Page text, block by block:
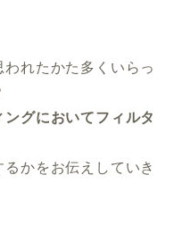
れたかた多くいらっ
ングにおいてフィルタ
かをお伝えしていき